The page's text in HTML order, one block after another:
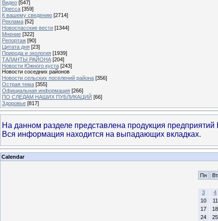
Видео [547]
Пресса [359]
К вашему сведению [2714]
Реклама [52]
Новоспасские вести [1344]
Мнение [322]
Репортаж [90]
Цитата дня [23]
Природа и экология [1939]
ТАЛАНТЫ РАЙОНА [204]
Новости Южного куста [243]
Новости соседних районов
Новости сельских поселений района [356]
Острая тема [355]
Официальная информация [266]
ПО СЛЕДАМ НАШИХ ПУБЛИКАЦИЙ [66]
Здоровье [817]
На данном разделе представлена продукция предприятий
Вся информация находится на выпадающих вкладках.
Calendar
Пн
Вт
3
4
10
11
17
18
24
25